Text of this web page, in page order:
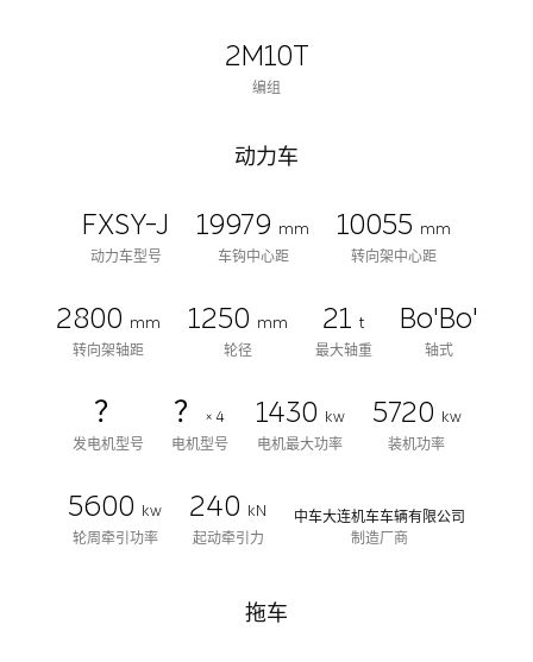
2M10T
编组
动力车
FXSY-J
动力车型号
19979 mm
车钩中心距
10055 mm
转向架中心距
2800 mm
转向架轴距
1250 mm
轮径
21 t
最大轴重
Bo'Bo'
轴式
？
发电机型号
？
× 4
电机型号
1430 kw
电机最大功率
5720 kw
装机功率
5600 kw
轮周牵引功率
240 kN
起动牵引力
中车大连机车车辆有限公司
制造厂商
拖车